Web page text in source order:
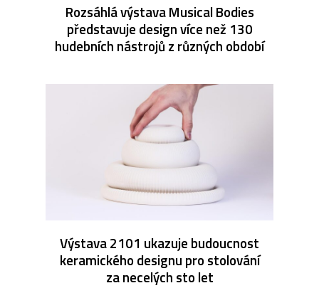
Rozsáhlá výstava Musical Bodies
představuje design více než 130
hudebních nástrojů z různých období
Výstava 2101 ukazuje budoucnost
keramického designu pro stolování
za necelých sto let